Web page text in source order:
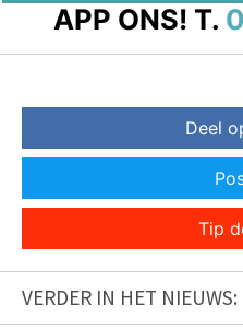
APP ONS! T.
Deel
Tip
VERDER IN HET NIEUWS: